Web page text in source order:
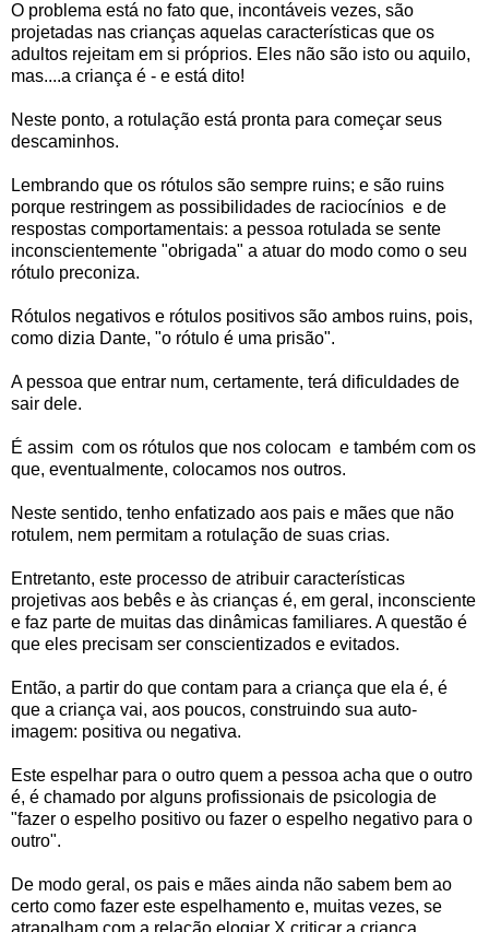
O problema está no fato que, incontáveis vezes, são
projetadas nas crianças aquelas características que os
adultos rejeitam em si próprios. Eles não são isto ou aquilo,
mas....a criança é - e está dito!
Neste ponto, a rotulação está pronta para começar seus
descaminhos.
Lembrando que os rótulos são sempre ruins; e são ruins
porque restringem as possibilidades de raciocínios e de
respostas comportamentais: a pessoa rotulada se sente
inconscientemente "obrigada" a atuar do modo como o seu
rótulo preconiza.
Rótulos negativos e rótulos positivos são ambos ruins, pois,
como dizia Dante, "o rótulo é uma prisão".
A pessoa que entrar num, certamente, terá dificuldades de
sair dele.
É assim com os rótulos que nos colocam e também com os
que, eventualmente, colocamos nos outros.
Neste sentido, tenho enfatizado aos pais e mães que não
rotulem, nem permitam a rotulação de suas crias.
Entretanto, este processo de atribuir características
projetivas aos bebês e às crianças é, em geral, inconsciente
e faz parte de muitas das dinâmicas familiares. A questão é
que eles precisam ser conscientizados e evitados.
Então, a partir do que contam para a criança que ela é, é
que a criança vai, aos poucos, construindo sua auto-
imagem: positiva ou negativa.
Este espelhar para o outro quem a pessoa acha que o outro
é, é chamado por alguns profissionais de psicologia de
"fazer o espelho positivo ou fazer o espelho negativo para o
outro".
De modo geral, os pais e mães ainda não sabem bem ao
certo como fazer este espelhamento e, muitas vezes, se